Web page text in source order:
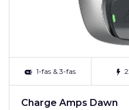
1-fas & 3-fas
Charge Amps Dawn